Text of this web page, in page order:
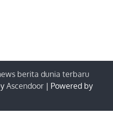
berita dunia terbaru
Ascendoor | Powered by